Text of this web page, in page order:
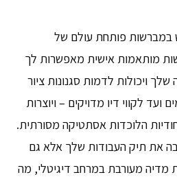
במברשות פותחת עולם של
מותאמות אישית מאפשרות לך
ויכולות לדמות סגנונות ציור
לקווי דיו מדויקים – ויוצרות
הלוכדות אסתטיקה מסורתית.
את תיק העבודות שלך אלא גם
מדיה מעורבת במרחב דיגיטלי, מה